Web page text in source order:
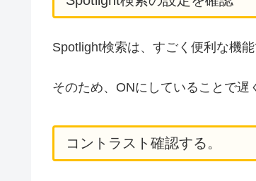
Spotlight検索は、すごく便利な機
そのため、ONにしていることで遅
コントラスト確認する。